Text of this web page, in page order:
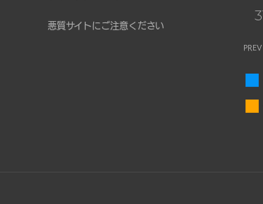
悪質サイトにご注意ください
31
PREV